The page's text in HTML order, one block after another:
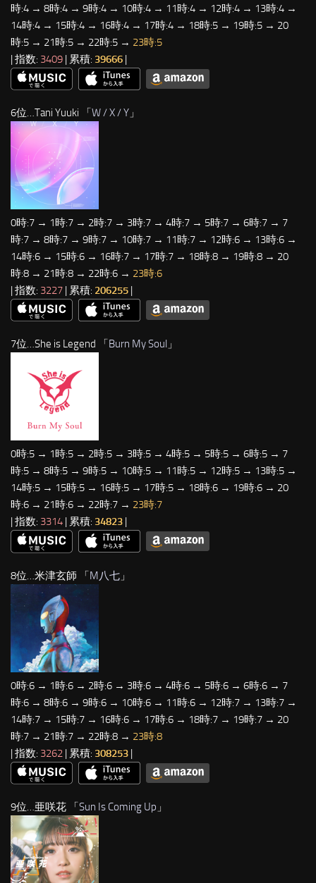
時:4 → 8時:4 → 9時:4 → 10時:4 → 11時:4 → 12時:4 → 13時:4 →
14時:4 → 15時:4 → 16時:4 → 17時:4 → 18時:5 → 19時:5 → 20
時:5 → 21時:5 → 22時:5 → 23時:5
| 指数: 3409 | 累積: 39666 |
6位…Tani Yuuki 「W / X / Y 」
0時:7 → 1時:7 → 2時:7 → 3時:7 → 4時:7 → 5時:7 → 6時:7 → 7
時:7 → 8時:7 → 9時:7 → 10時:7 → 11時:7 → 12時:6 → 13時:6 →
14時:6 → 15時:6 → 16時:7 → 17時:7 → 18時:8 → 19時:8 → 20
時:8 → 21時:8 → 22時:6 → 23時:6
| 指数: 3227 | 累積: 206255 |
7位…She is Legend 「 Burn My Soul 」
0時:5 → 1時:5 → 2時:5 → 3時:5 → 4時:5 → 5時:5 → 6時:5 → 7
時:5 → 8時:5 → 9時:5 → 10時:5 → 11時:5 → 12時:5 → 13時:5 →
14時:5 → 15時:5 → 16時:5 → 17時:5 → 18時:6 → 19時:6 → 20
時:6 → 21時:6 → 22時:7 → 23時:7
| 指数: 3314 | 累積: 34823
8位…米津玄師 「M八七 」
0時:6 → 1時:6 → 2時:6 → 3時:6 → 4時:6 → 5時:6 → 6時:6 → 7
時:6 → 8時:6 → 9時:6 → 10時:6 → 11時:6 → 12時:7 → 13時:7 →
14時:7 → 15時:7 → 16時:6 → 17時:6 → 18時:7 → 19時:7 → 20
時:7 → 21時:7 → 22時:8 → 23時:8
| 指数: 3262 | 累積: 308253 |
9位…亜咲花 「Sun Is Coming Up 」